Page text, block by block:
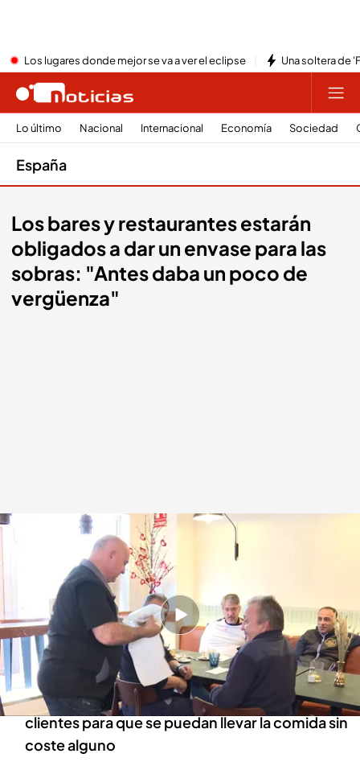
Los lugares donde mejor se va a ver el eclipse Una soltera de
Lo último Nacional Internacional Economía Sociedad
España
Los bares y restaurantes estarán
obligados a dar un envase para las
sobras: "Antes daba un poco de
vergüenza"
Los bares y restaurantes, obligados a dar un envase para las sobras
Redacción digital Noticias Cuatro
20 MAR 2025 - 21:33h.
Los supermercados deberán de donar sus
excedentes con la Ley de Desperdicio
Alimentario
Los locales están obligados a dar envases a los
clientes para que se puedan llevar la comida sin
coste alguno